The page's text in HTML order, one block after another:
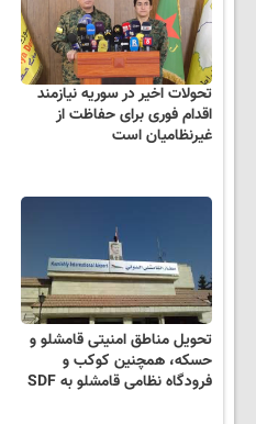
تحولات اخیر در سوریه نیازمند
اقدام فوری برای حفاظت از
غیرنظامیان است
تحویل مناطق امنیتی قامشلو و
حسکه، همچنین کوکب و
فرودگاه نظامی قامشلو به SDF